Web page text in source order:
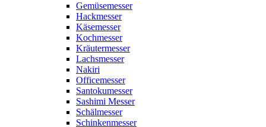
Gemüsemesser
Hackmesser
Käsemesser
Kochmesser
Kräutermesser
Lachsmesser
Nakiri
Officemesser
Santokumesser
Sashimi Messer
Schälmesser
Schinkenmesser